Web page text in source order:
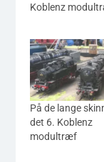
Koblenz
På de lange
det 6. Koblenz
modultræf